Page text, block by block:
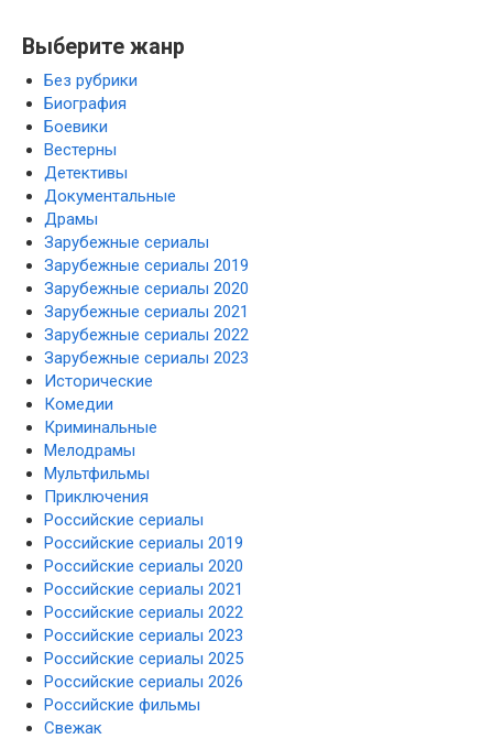
Выберите жанр
Без рубрики
Биография
Боевики
Вестерны
Детективы
Документальные
Драмы
Зарубежные сериалы
Зарубежные сериалы 2019
Зарубежные сериалы 2020
Зарубежные сериалы 2021
Зарубежные сериалы 2022
Зарубежные сериалы 2023
Исторические
Комедии
Криминальные
Мелодрамы
Мультфильмы
Приключения
Российские сериалы
Российские сериалы 2019
Российские сериалы 2020
Российские сериалы 2021
Российские сериалы 2022
Российские сериалы 2023
Российские сериалы 2025
Российские сериалы 2026
Российские фильмы
Свежак